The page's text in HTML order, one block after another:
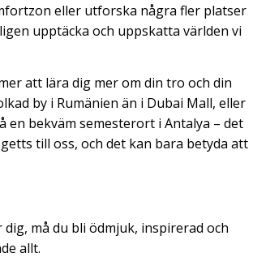
eller utforska några fler platser
upptäcka och uppskatta världen vi
att lära dig mer om din tro och din
by i Rumänien än i Dubai Mall, eller
bekväm semesterort i Antalya – det
till oss, och det kan bara betyda att
må du bli ödmjuk, inspirerad och
allt.